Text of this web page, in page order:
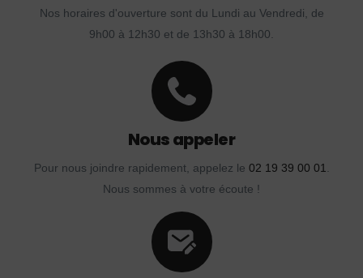
Nos horaires d'ouverture sont du Lundi au Vendredi, de
9h00 à 12h30 et de 13h30 à 18h00.
Nous appeler
Pour nous joindre rapidement, appelez le 02 19 39 00 01.
Nous sommes à votre écoute !